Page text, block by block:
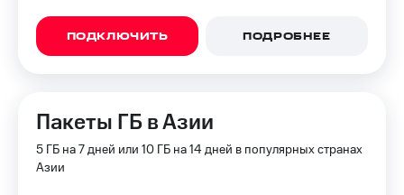
за границей
Наушники
и
колонки
ПОДКЛЮЧИТЬ ПОДРОБНЕЕ
Пакеты ГБ в Азии
5 ГБ на 7 дней или 10 ГБ на 14 дней в популярных странах
Азии